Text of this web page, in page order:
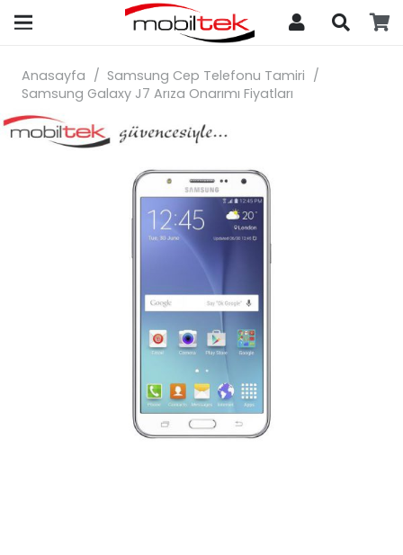
Anasayfa / Samsung Cep Telefonu Tamiri /
Samsung Galaxy J7 Arıza Onarımı Fiyatları